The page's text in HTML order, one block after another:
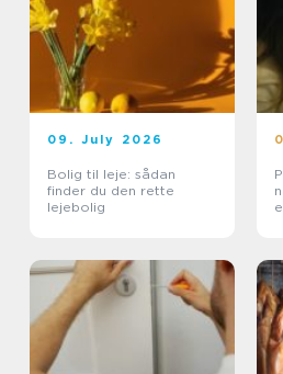
09. July 2026
Bolig til leje: sådan
finder du den rette
lejebolig